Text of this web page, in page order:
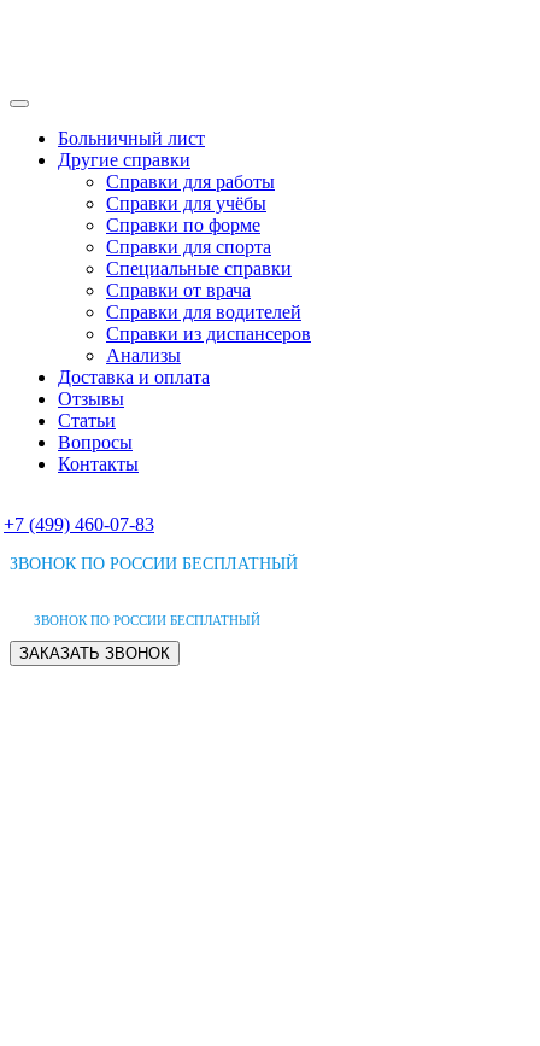
Больничный лист
Другие справки
Справки для работы
Справки для учёбы
Справки по форме
Справки для спорта
Специальные справки
Справки от врача
Справки для водителей
Справки из диспансеров
Анализы
Доставка и оплата
Отзывы
Статьи
Вопросы
Контакты
+7 (499) 460-07-83
ЗВОНОК ПО РОССИИ БЕСПЛАТНЫЙ
ЗВОНОК ПО РОССИИ БЕСПЛАТНЫЙ